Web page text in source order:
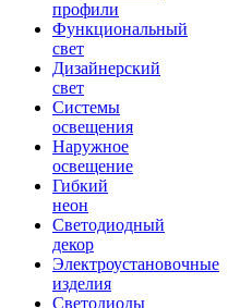
профили
Функциональный
свет
Дизайнерский
свет
Системы
освещения
Наружное
освещение
Гибкий
неон
Светодиодный
декор
Электроустановочные
изделия
Светодиоды